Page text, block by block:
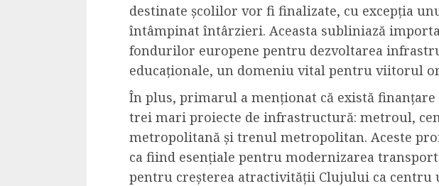
destinate școlilor vor fi finalizate, cu excepția
întâmpinat întârzieri. Aceasta subliniază
fondurilor europene pentru dezvoltarea
educaționale, un domeniu vital pentru viitorul
În plus, primarul a menționat că există
trei mari proiecte de infrastructură: metroul,
metropolitană și trenul metropolitan. Aceste
ca fiind esențiale pentru modernizarea
pentru creșterea atractivității Clujului ca centru